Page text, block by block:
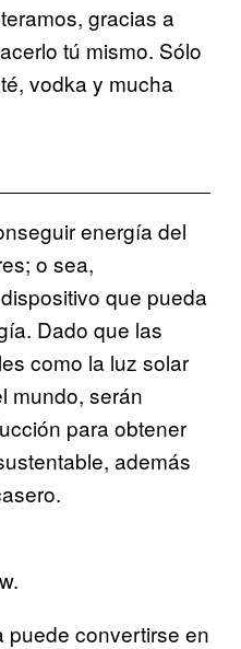
gracias a
tú mismo. Sólo
vodka y mucha
energía del
o sea,
que pueda
Dado que las
como la luz solar
mundo, serán
para obtener
además
puede convertirse en